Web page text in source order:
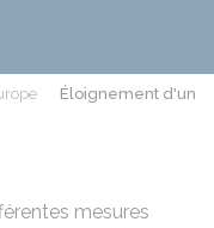
Éloignement d'un
mesures